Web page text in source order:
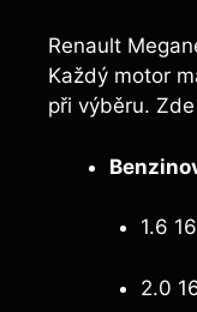
Renault
Každý motor
při výběru.
1.6
2.0